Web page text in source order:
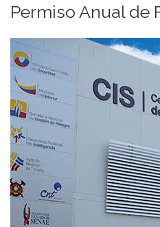
Permiso Anual de